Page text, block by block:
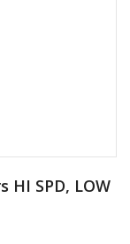
HI SPD, LOW